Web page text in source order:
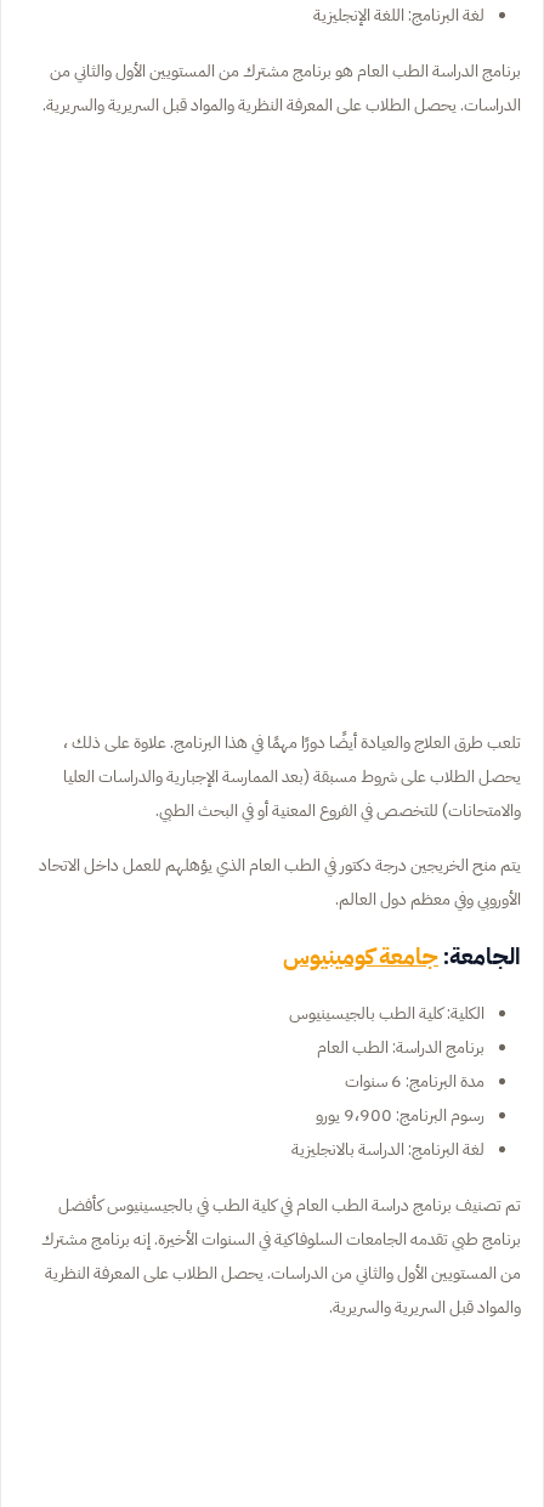
لغة البرنامج: اللغة الإنجليزية
برنامج الدراسة الطب العام هو برنامج مشترك من المستويين الأول والثاني من
الدراسات. يحصل الطلاب على المعرفة النظرية والمواد قبل السريرية والسريرية.
تلعب طرق العلاج والعيادة أيضًا دورًا مهمًا في هذا البرنامج. علاوة على ذلك ،
يحصل الطلاب على شروط مسبقة (بعد الممارسة الإجبارية والدراسات العليا
والامتحانات) للتخصص في الفروع المعنية أو في البحث الطبي.
يتم منح الخريجين درجة دكتور في الطب العام الذي يؤهلهم للعمل داخل الاتحاد
الأوروبي وفي معظم دول العالم.
الجامعة:جامعة كومينيوس
الكلية: كلية الطب بالجيسينيوس
برنامج الدراسة: الطب العام
مدة البرنامج: 6 سنوات
رسوم البرنامج: 9،900 يورو
لغة البرنامج: الدراسة بالانجليزية
تم تصنيف برنامج دراسة الطب العام في كلية الطب في بالجيسينيوس كأفضل
برنامج طبي تقدمه الجامعات السلوفاكية في السنوات الأخيرة. إنه برنامج مشترك
من المستويين الأول والثاني من الدراسات. يحصل الطلاب على المعرفة النظرية
والمواد قبل السريرية والسريرية.